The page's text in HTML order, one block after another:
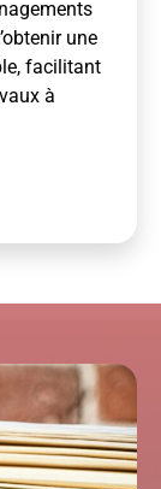
une
facilitant
à